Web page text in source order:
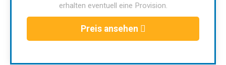
erhalten eventuell eine Provision.
Preis ansehen